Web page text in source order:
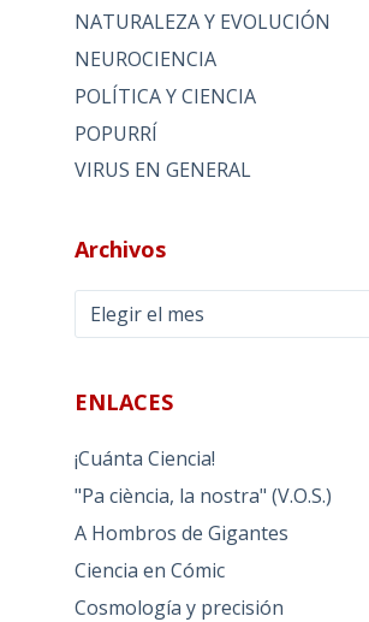
NATURALEZA Y EVOLUCIÓN
NEUROCIENCIA
POLÍTICA Y CIENCIA
POPURRÍ
VIRUS EN GENERAL
Archivos
Archivos
ENLACES
¡Cuánta Ciencia!
"Pa ciència, la nostra" (V.O.S.)
A Hombros de Gigantes
Ciencia en Cómic
Cosmología y precisión